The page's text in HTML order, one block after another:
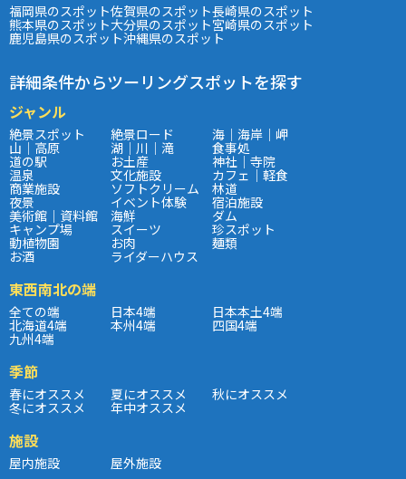
福岡県のスポット佐賀県のスポット長崎県のスポット
熊本県のスポット大分県のスポット宮崎県のスポット
鹿児島県のスポット沖縄県のスポット
詳細条件からツーリングスポットを探す
ジャンル
絶景スポット 絶景ロード 海｜海岸｜岬
山｜高原 湖｜川｜滝 食事処
道の駅 お土産 神社｜寺院
温泉 文化施設 カフェ｜軽食
商業施設 ソフトクリーム 林道
夜景 イベント体験 宿泊施設
美術館｜資料館 海鮮 ダム
キャンプ場 スイーツ 珍スポット
動植物園 お肉 麺類
お酒 ライダーハウス
東西南北の端
全ての端 日本4端 日本本土4端
北海道4端 本州4端 四国4端
九州4端
季節
春にオススメ 夏にオススメ 秋にオススメ
冬にオススメ 年中オススメ
施設
屋内施設 屋外施設